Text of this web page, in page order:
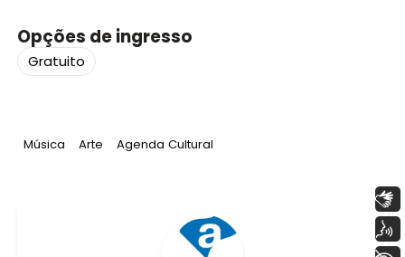
Opções de ingresso
Gratuito
Tag:
Música Tag:
Arte Tag:
Agenda Cultural